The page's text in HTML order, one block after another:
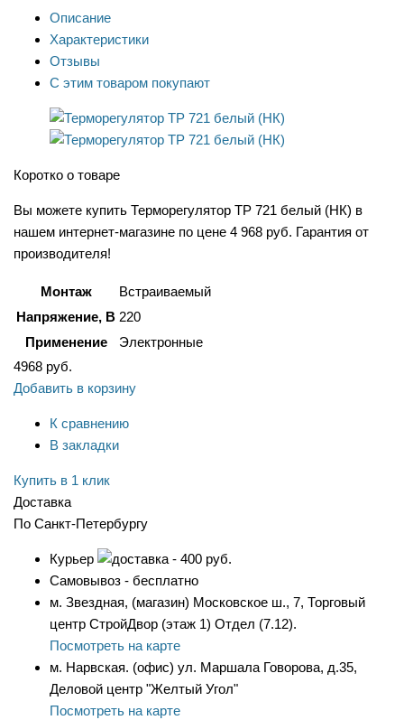
Описание
Характеристики
Отзывы
С этим товаром покупают
Коротко о товаре
Вы можете купить Терморегулятор ТР 721 белый (НК) в
нашем интернет-магазине по цене 4 968 руб. Гарантия от
производителя!
Монтаж
Встраиваемый
Напряжение, В 220
Применение
Электронные
4968 руб.
Добавить в корзину
К сравнению
В закладки
Купить в 1 клик
Доставка
По Санкт-Петербургу
Курьер
- 400 руб.
Самовывоз - бесплатно
м. Звездная, (магазин) Московское ш., 7, Торговый
центр СтройДвор (этаж 1) Отдел (7.12).
Посмотреть на карте
м. Нарвская. (офис) ул. Маршала Говорова, д.35,
Деловой центр "Желтый Угол"
Посмотреть на карте